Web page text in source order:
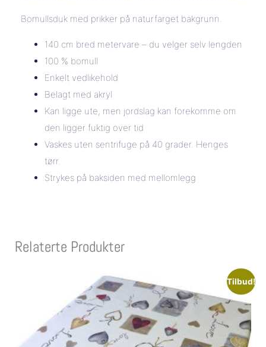
Bomullsduk med prikker på naturfarget bakgrunn.
140 cm bred metervare – du velger selv lengden
100 % bomull
Enkelt vedlikehold
Belagt med akryl
Kan ligge ute, men jordslag kan forekomme om
den ligger fuktig over tid
Vaskes uten sentrifuge på 40 grader. Henges
tørr.
Strykes på baksiden med mellomlegg
Relaterte Produkter
Tilbud!